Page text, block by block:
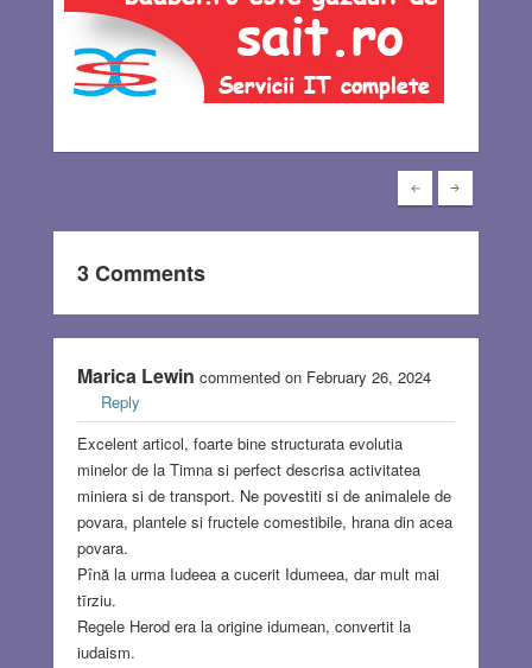
3 Comments
Marica Lewin commented on February 26, 2024
Reply
Excelent articol, foarte bine structurata evolutia
minelor de la Timna si perfect descrisa activitatea
miniera si de transport. Ne povestiti si de animalele de
povara, plantele si fructele comestibile, hrana din acea
povara.
Pînă la urma Iudeea a cucerit Idumeea, dar mult mai
tīrziu.
Regele Herod era la origine idumean, convertit la
iudaism.